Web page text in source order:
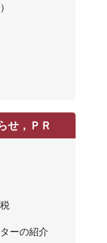
せ，ＰＲ
ーの紹介